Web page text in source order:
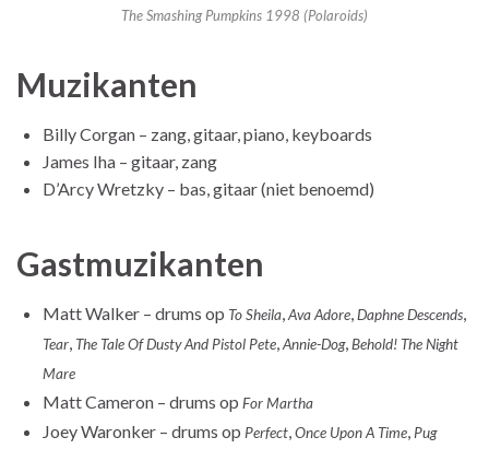
The Smashing Pumpkins 1998 (Polaroids)
Muzikanten
Billy Corgan – zang, gitaar, piano, keyboards
James Iha – gitaar, zang
D’Arcy Wretzky – bas, gitaar (niet benoemd)
Gastmuzikanten
Matt Walker – drums op To Sheila,Ava Adore,Daphne Descends,
Tear, The Tale Of Dusty And Pistol Pete,Annie-Dog,Behold! The Night
Mare
Matt Cameron – drums op For Martha
Joey Waronker – drums op Perfect,Once Upon A Time, Pug